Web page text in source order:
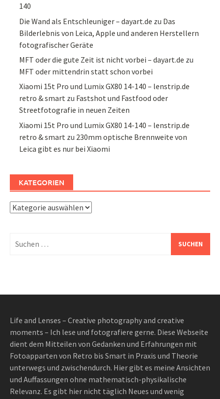
140
Die Wand als Entschleuniger – dayart.de zu Das
Bilderlebnis von Leica, Apple und anderen Herstellern
fotografischer Geräte
MFT oder die gute Zeit ist nicht vorbei – dayart.de zu
MFT oder mittendrin statt schon vorbei
Xiaomi 15t Pro und Lumix GX80 14-140 – lenstrip.de
retro & smart zu Fastshot und Fastfood oder
Streetfotografie in neuen Zeiten
Xiaomi 15t Pro und Lumix GX80 14-140 – lenstrip.de
retro & smart zu 230mm optische Brennweite von
Leica gibt es nur bei Xiaomi
KATEGORIEN
Kategorien
nach:
Life and Lenses – Creative photography and creative
moments – Ich lese und fotografiere gerne. Diese Webseite
dient dem Mitteilen von Gedanken und Erfahrungen mit
Fotoapparten von Retro bis Smart in Praxis und Theorie
unterwegs und zwischendurch. Hier gibt es meine Ansichten
und Auffassungen ohne mathematisch-physikalische
Relevanz. Es gibt hier nicht täglich Neues und wenig